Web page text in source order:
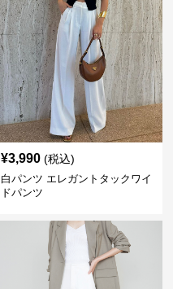
¥3,990 (税込)
白パンツ エレガントタックワイ
ドパンツ